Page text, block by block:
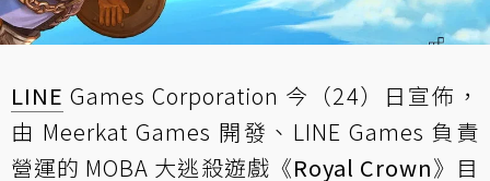
LINE Games Corporation 今（24）日宣佈，
由 Meerkat Games 開發、LINE Games 負責
營運的 MOBA 大逃殺遊戲《Royal Crown》目